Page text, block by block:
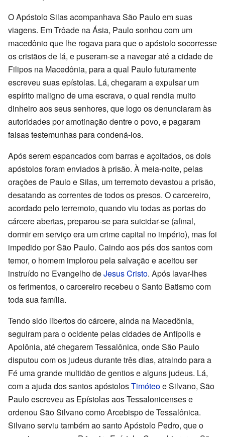
O Apóstolo Silas acompanhava São Paulo em suas
viagens. Em Trôade na Ásia, Paulo sonhou com um
macedônio que lhe rogava para que o apóstolo socorresse
os cristãos de lá, e puseram-se a navegar até a cidade de
Filipos na Macedônia, para a qual Paulo futuramente
escreveu suas epístolas. Lá, chegaram a expulsar um
espírito maligno de uma escrava, o qual rendia muito
dinheiro aos seus senhores, que logo os denunciaram às
autoridades por amotinação dentre o povo, e pagaram
falsas testemunhas para condená-los.
Após serem espancados com barras e açoitados, os dois
apóstolos foram enviados à prisão. À meia-noite, pelas
orações de Paulo e Silas, um terremoto devastou a prisão,
desatando as correntes de todos os presos. O carcereiro,
acordado pelo terremoto, quando viu todas as portas do
cárcere abertas, preparou-se para suicidar-se (afinal,
dormir em serviço era um crime capital no império), mas foi
impedido por São Paulo. Caindo aos pés dos santos com
temor, o homem implorou pela salvação e aceitou ser
instruído no Evangelho deJesus Cristo. Após lavar-lhes
os ferimentos, o carcereiro recebeu o Santo Batismo com
toda sua família.
Tendo sido libertos do cárcere, ainda na Macedônia,
seguiram para o ocidente pelas cidades de Anfípolis e
Apolônia, até chegarem Tessalônica, onde São Paulo
disputou com os judeus durante três dias, atraindo para a
Fé uma grande multidão de gentios e alguns judeus. Lá,
com a ajuda dos santos apóstolosTimóteoe Silvano, São
Paulo escreveu as Epístolas aos Tessalonicenses e
ordenou São Silvano como Arcebispo de Tessalônica.
Silvano serviu também ao santo Apóstolo Pedro, que o